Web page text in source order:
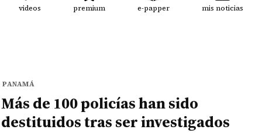
videos premium e-papper mis noticias
PANAMÁ
Más de 100 policías han sido
destituidos tras ser investigados